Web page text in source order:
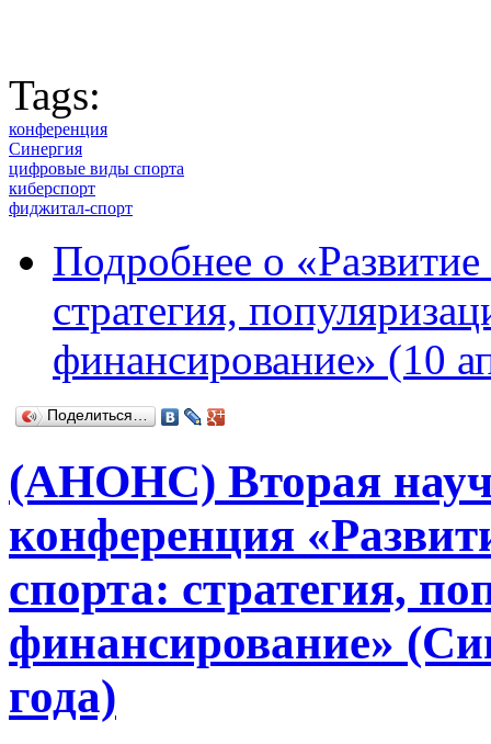
Tags:
конференция
Синергия
цифровые виды спорта
киберспорт
фиджитал-спорт
Подробнее о
стратегия,
финансирование» (10
Поделиться…
(АНОНС) Вторая
конференция
спорта: стратегия,
финансирование»
года)